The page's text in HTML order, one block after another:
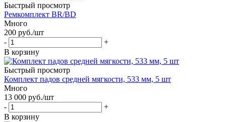
Быстрый просмотр
Ремкомплект BR/BD
Много
200 руб./шт
-
+
В корзину
Быстрый просмотр
Комплект падов средней мягкости, 533 мм, 5 шт
Много
13 000 руб./шт
-
+
В корзину